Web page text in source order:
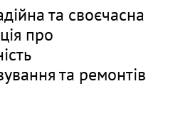
та своєчасна
про
та ремонтів